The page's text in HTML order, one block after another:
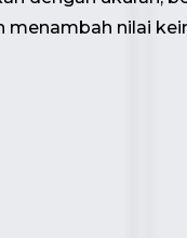
menambah nilai